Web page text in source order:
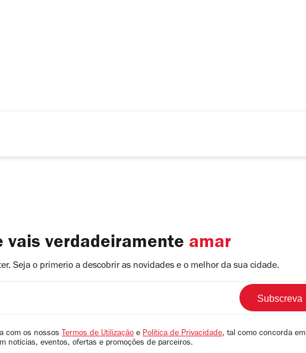
vais verdadeiramente amar
Seja o primerio a descobrir as novidades e o melhor da sua cidade.
com os nossos Termos de Utilização e Política de Privacidade, tal como concorda em
notícias, eventos, ofertas e promoções de parceiros.